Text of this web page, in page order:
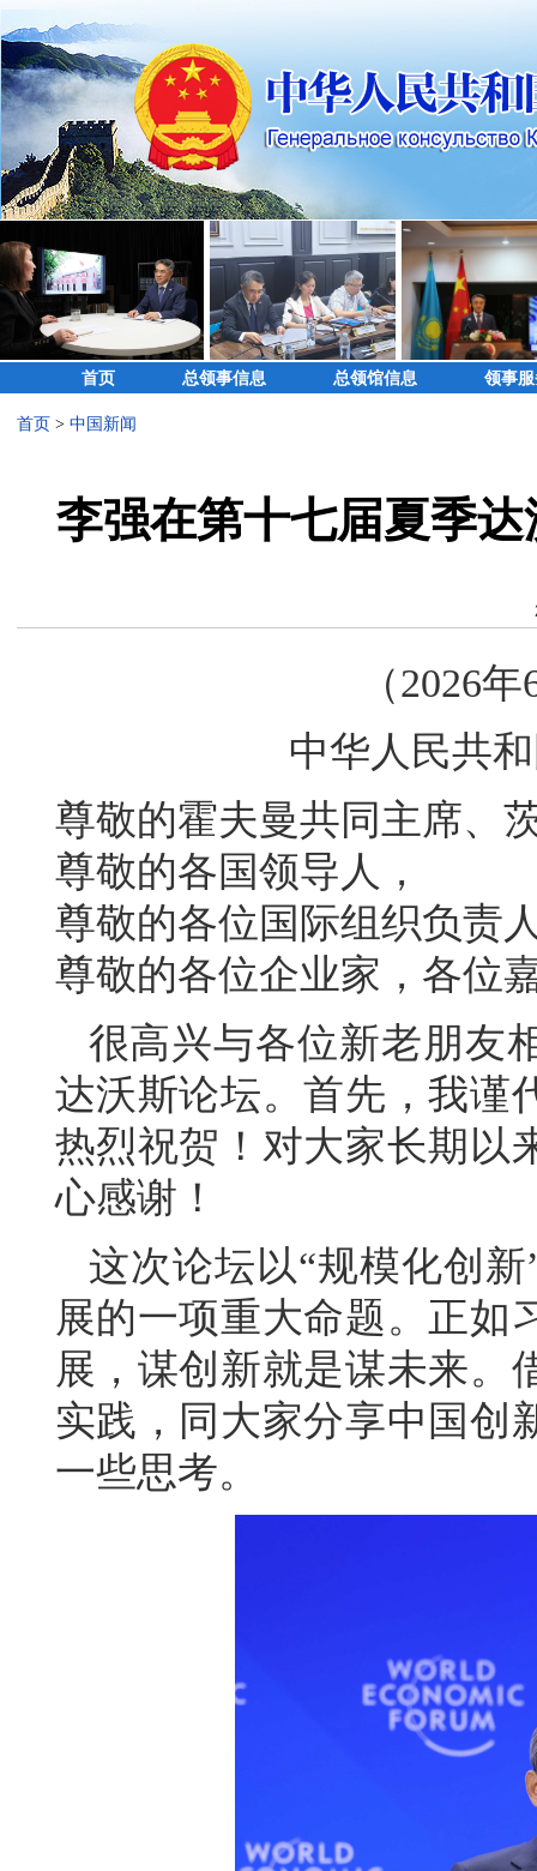
首页 总领事信息 总领馆信息 领事
首页 > 中国新闻
李强在第十七届夏季
（2026
中华人民共
尊敬的霍夫曼共同主席、
尊敬的各国领导人，
尊敬的各位国际组织负责
尊敬的各位企业家，各位
很高兴与各位新老朋友
达沃斯论坛。首先，我谨
热烈祝贺！对大家长期以
心感谢！
这次论坛以“规模化创
展的一项重大命题。正如
展，谋创新就是谋未来。
实践，同大家分享中国创
一些思考。